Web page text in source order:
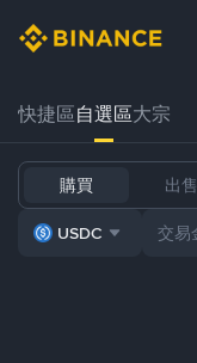
快捷區自選區大宗
購買 出售
USDC